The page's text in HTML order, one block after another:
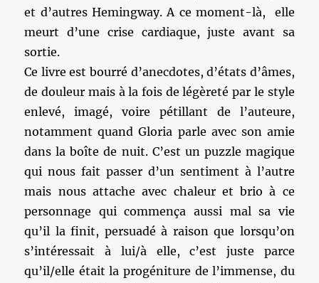
et d’autres Hemingway. A ce moment-là, elle
meurt d’une crise cardiaque, juste avant sa
sortie.
Ce livre est bourré d’anecdotes, d’états d’âmes,
de douleur mais à la fois de légèreté par le style
enlevé, imagé, voire pétillant de l’auteure,
notamment quand Gloria parle avec son amie
dans la boîte de nuit. C’est un puzzle magique
qui nous fait passer d’un sentiment à l’autre
mais nous attache avec chaleur et brio à ce
personnage qui commença aussi mal sa vie
qu’il la finit, persuadé à raison que lorsqu’on
s’intéressait à lui/à elle, c’est juste parce
qu’il/elle était la progéniture de l’immense, du